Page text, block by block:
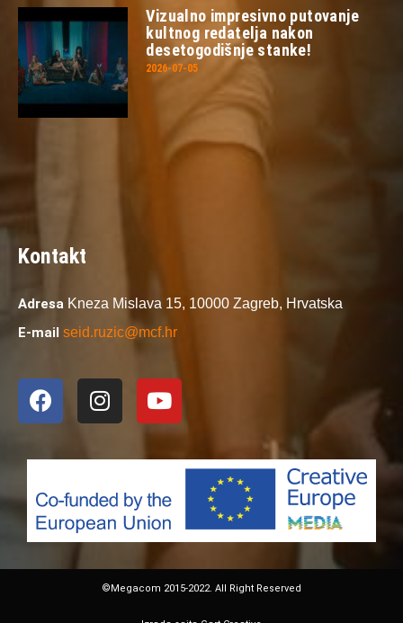
Vizualno impresivno putovanje
kultnog redatelja nakon
desetogodišnje stanke!
2026-07-05
Kontakt
Adresa Kneza Mislava 15, 10000 Zagreb, Hrvatska
E-mail seid.ruzic@mcf.hr
©Megacom 2015-2022. All Right Reserved